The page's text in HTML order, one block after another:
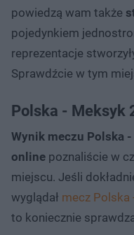
powiedzą wam także
pojedynkiem
reprezentacje
Sprawdźcie w tym
Polska - Meksyk
Wynik meczu Polska
online poznaliście w
miejscu. Jeśli
wyglądał mecz Polska
to koniecznie